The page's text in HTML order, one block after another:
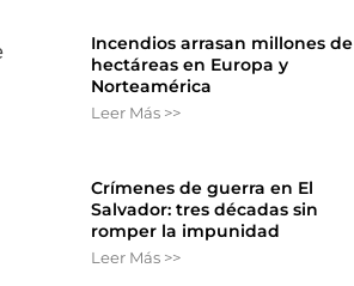
Incendios arrasan millones de
hectáreas en Europa y
Norteamérica
Leer Más >>
Crímenes de guerra en El
Salvador: tres décadas sin
romper la impunidad
Leer Más >>